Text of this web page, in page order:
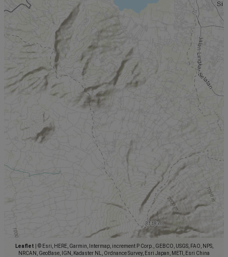
Leaflet
© Esri, HERE, Garmin, Intermap, increment P Corp., GEBCO, USGS, FAO, NPS,
NRCAN, GeoBase, IGN, Kadaster NL, Ordnance Survey, Esri Japan, METI, Esri China